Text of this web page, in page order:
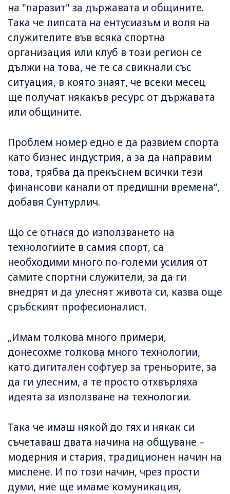
на "паразит" за държавата и общините.
Така че липсата на ентусиазъм и воля на
служителите във всяка спортна
организация или клуб в този регион се
дължи на това, че те са свикнали със
ситуация, в която знаят, че всеки месец
ще получат някакъв ресурс от държавата
или общините.
Проблем номер едно е да развием спорта
като бизнес индустрия, а за да направим
това, трябва да прекъснем всички тези
финансови канали от предишни времена“,
добавя Сунтурлич.
Що се отнася до използването на
технологиите в самия спорт, са
необходими много по-големи усилия от
самите спортни служители, за да ги
внедрят и да улеснят живота си, казва още
сръбският професионалист.
„Имам толкова много примери,
донесохме толкова много технологии,
като дигитален софтуер за треньорите, за
да ги улесним, а те просто отхвърляха
идеята за използване на технологии.
Така че имаш някой до тях и някак си
съчетаваш двата начина на общуване –
модерния и стария, традиционен начин на
мислене. И по този начин, чрез прости
думи, ние ще имаме комуникация,